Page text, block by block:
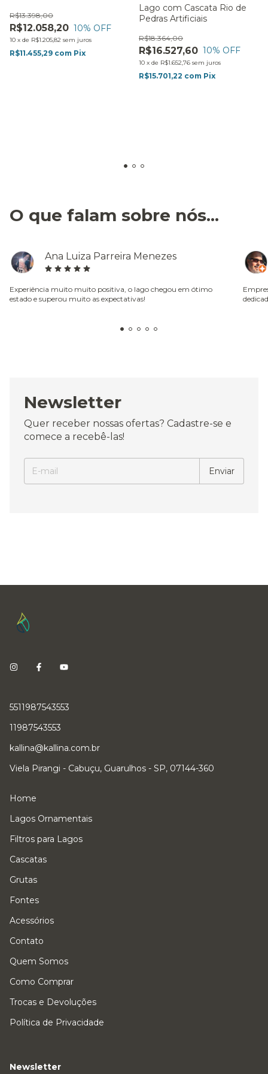
Fácil Instalação:
Não exige obras complexas ou escavações, sendo
uma peça resistente e prática.
Sistema de filtragem eficiente que reduz a
necessidade de cuidados constantes.
e desfrute da tranquilidade e beleza que apenas a
R$12.058,20
R$13.398,00
10% OFF
10 x de R$1.205,82 sem juros
R$11.455,29 com Pix
Lago com Cascata Rio de
Pedras Artificiais
R$16.527,60
R$18.364,00
10% OFF
10 x de R$1.652,76 sem juros
R$15.701,22 com Pix
O que falam sobre nós...
Ana Luiza Parreira Menezes
Experiência muito muito positiva, o lago chegou em ótimo
estado e superou muito as expectativas!
Newsletter
Quer receber nossas ofertas? Cadastre-se e
comece a recebê-las!
5511987543553
11987543553
kallina@kallina.com.br
Viela Pirangi - Cabuçu, Guarulhos - SP, 07144-360
Home
Lagos Ornamentais
Filtros para Lagos
Cascatas
Grutas
Fontes
Acessórios
Contato
Quem Somos
Como Comprar
Trocas e Devoluções
Política de Privacidade
Newsletter